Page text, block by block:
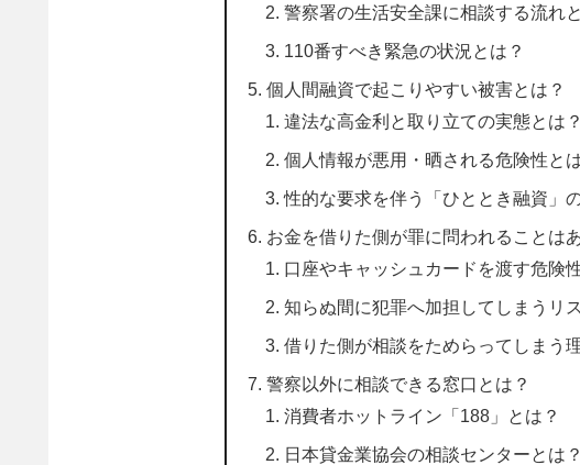
警察署の生活安全課に相談する流れ
110番すべき緊急の状況とは？
個人間融資で起こりやすい被害とは？
違法な高金利と取り立ての実態とは？
個人情報が悪用・晒される危険性と
性的な要求を伴う「ひととき融資」
お金を借りた側が罪に問われることは
口座やキャッシュカードを渡す危険
知らぬ間に犯罪へ加担してしまうリ
借りた側が相談をためらってしまう
警察以外に相談できる窓口とは？
消費者ホットライン「188」とは？
日本貸金業協会の相談センターとは？